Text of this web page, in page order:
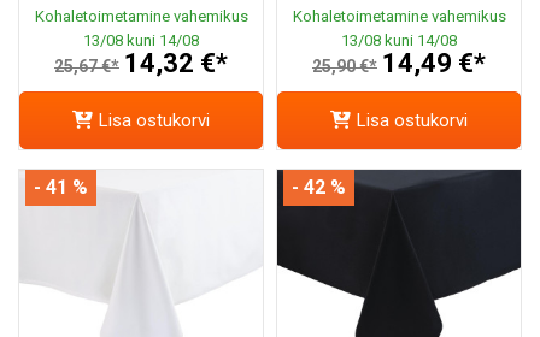
Kohaletoimetamine vahemikus
13/08 kuni 14/08
25,67 €* 14,32 €*
Lisa ostukorvi
Kohaletoimetamine vahemikus
13/08 kuni 14/08
25,90 €* 14,49 €*
Lisa ostukorvi
- 41 % - 42 %